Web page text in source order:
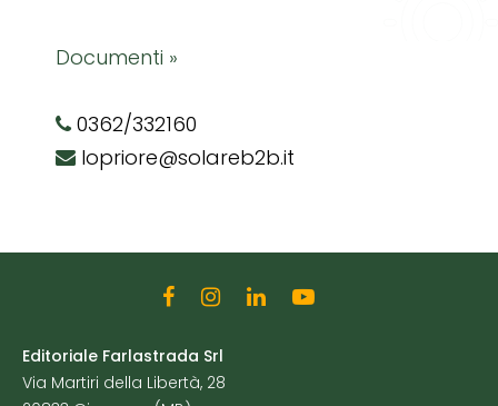
Documenti »
0362/332160
lopriore@solareb2b.it
Editoriale Farlastrada Srl
Via Martiri della Libertà, 28